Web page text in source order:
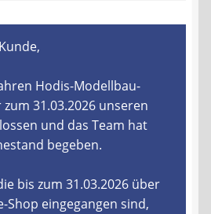
und Umwelt
Hodis-Modellbau-
zum 31.03.2026 unseren
und das Team hat
begeben.
bis zum 31.03.2026 über
Shop eingegangen sind,